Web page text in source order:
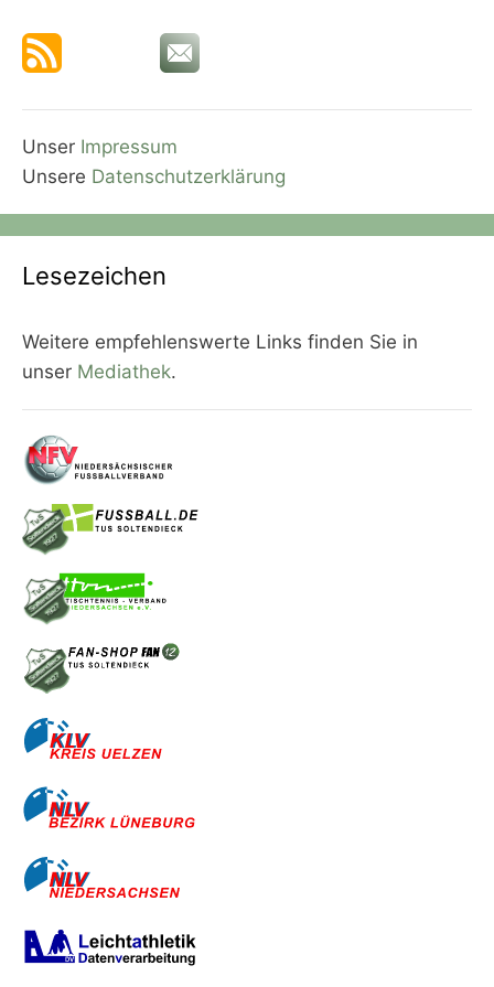
Unser Impressum
Unsere Datenschutzerklärung
Lesezeichen
Weitere empfehlenswerte Links finden Sie in
unser Mediathek.